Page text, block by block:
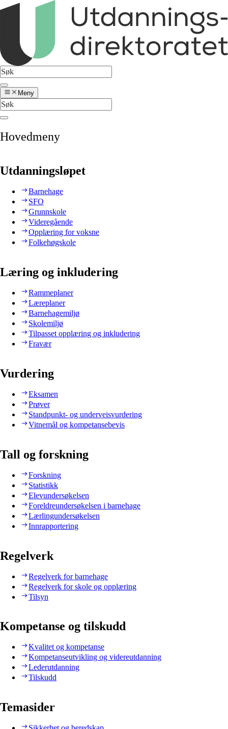
Meny
Hovedmeny
Utdanningsløpet
Barnehage
SFO
Grunnskole
Videregående
Opplæring for voksne
Folkehøgskole
Læring og inkludering
Rammeplaner
Læreplaner
Barnehagemiljø
Skolemiljø
Tilpasset opplæring og inkludering
Fravær
Vurdering
Eksamen
Prøver
Standpunkt- og underveisvurdering
Vitnemål og kompetansebevis
Tall og forskning
Forskning
Statistikk
Elevundersøkelsen
Foreldreundersøkelsen i barnehage
Lærlingundersøkelsen
Innrapportering
Regelverk
Regelverk for barnehage
Regelverk for skole og opplæring
Tilsyn
Kompetanse og tilskudd
Kvalitet og kompetanse
Kompetanseutvikling og videreutdanning
Lederutdanning
Tilskudd
Temasider